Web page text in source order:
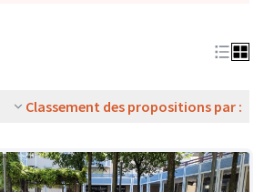
Classement des propositions par :